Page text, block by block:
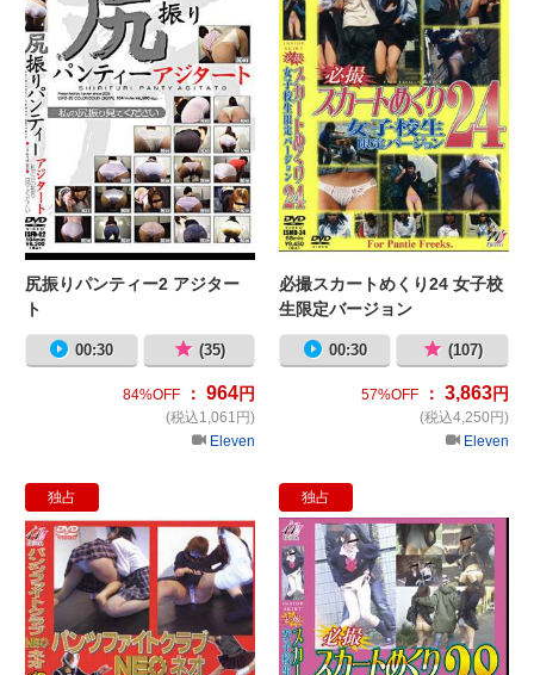
尻振りパンティー2 アジター
ト
00:30 (35)
84%OFF ： 964円
(税込1,061円)
Eleven
必撮スカートめくり24 女子校
生限定バージョン
00:30 (107)
57%OFF： 3,863円
(税込4,250円)
Eleven
独占
パンツファイトクラブＮＥＯネオ
独占
必